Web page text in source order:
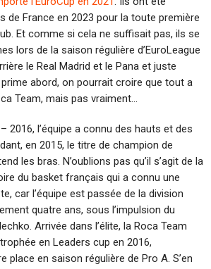
de France en 2023 pour la toute première
Et comme si cela ne suffisait pas, ils se
lors de la saison régulière d’EuroLeague
le Real Madrid et le Pana et juste
abord, on pourrait croire que tout a
Team, mais pas vraiment…
2016, l’équipe a connu des hauts et des
en 2015, le titre de champion de
les bras. N’oublions pas qu’il s’agit de la
du basket français qui a connu une
car l’équipe est passée de la division
quatre ans, sous l’impulsion du
Arrivée dans l’élite, la Roca Team
en Leaders cup en 2016,
place en saison régulière de Pro A. S’en